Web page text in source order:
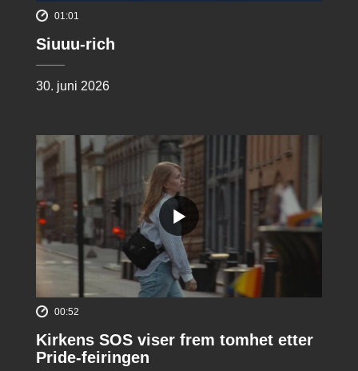
01:01
Siuuu-rich
30. juni 2026
00:52
Kirkens SOS viser frem tomhet etter
Pride-feiringen